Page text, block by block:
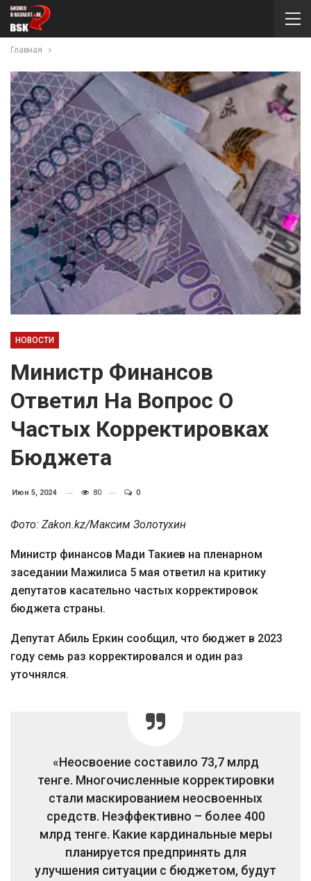
Главная
НОВОСТИ
Министр Финансов
Ответил На Вопрос О
Частых Корректировках
Бюджета
Июн 5, 2024 80 0
Фото: Zakon.kz/Максим Золотухин
Министр финансов Мади Такиев на пленарном
заседании Мажилиса 5 мая ответил на критику
депутатов касательно частых корректировок
бюджета страны.
Депутат Абиль Еркин сообщил, что бюджет в 2023
году семь раз корректировался и один раз
уточнялся.
«Неосвоение составило 73,7 млрд
тенге. Многочисленные корректировки
стали маскированием неосвоенных
средств. Неэффективно – более 400
млрд тенге. Какие кардинальные меры
планируется предпринять для
улучшения ситуации с бюджетом, будут